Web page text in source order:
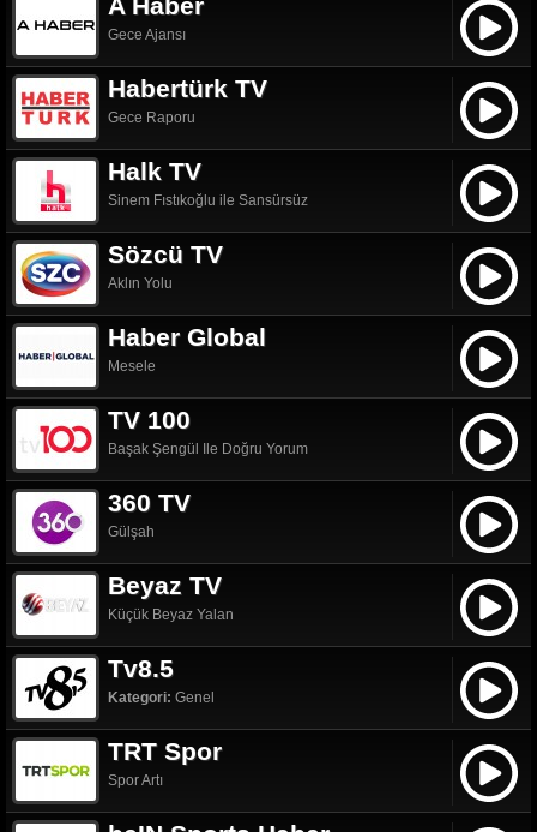
Gece Ajansı
Habertürk TV
Gece Raporu
Halk TV
Sinem Fıstıkoğlu ile Sansürsüz
Sözcü TV
Aklın Yolu
Haber Global
Mesele
TV 100
Başak Şengül Ile Doğru Yorum
360 TV
Gülşah
Beyaz TV
Küçük Beyaz Yalan
Tv8.5
Kategori: Genel
TRT Spor
Spor Artı